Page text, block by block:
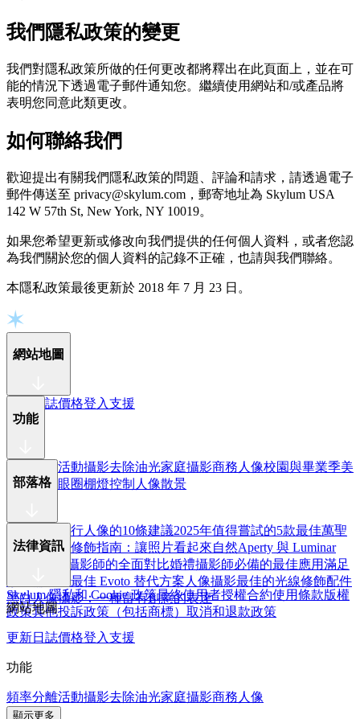
我們隱私政策的變更
我們對隱私政策所做的任何更改都將釋出在此頁面上，並在可
能的情況下透過電子郵件通知您。繼續使用網站和/或產品將
表明您同意此類更改。
如何聯絡我們
歡迎提出有關我們隱私政策的問題、評論和請求，請透過電子
郵件傳送至 privacy@skylum.com，郵寄地址為 Skylum USA
142 W 57th St, New York, NY 10019。
如果您希望更新或修改向我們提供的任何個人資料，或者您認
為我們關於您的個人資料的記錄不正確，也請與我們聯絡。
本隱私政策最後更新於 2018 年 7 月 23 日。
網站地圖
更新日誌價格登入支援
功能
活動攝影去除油光家庭攝影商務人像校園與畢業季美
妝去除黑眼圈棚燈控制 人像散景
部落格
拍出更棒旅行人像的10條建議2025年值得嘗試的5款最佳萬聖
節妝容眼部修飾指南：讓照片看起來自然Aperty 與 Luminar
Neo：面向攝影師的全面對比婚禮攝影師必備的最佳應用滿足
修圖需求的最佳 Evoto 替代方案 人像攝影最佳的光線修飾配件
黑白人像攝影：一種富有創意的表達
法律資訊
Skylum 隱私和 Cookie 政策最終使用者授權合約使用條款版權
政策其他投訴政策（包括商標） 取消和退款政策
網站地圖
更新日誌價格登入支援
功能
頻率分離活動攝影去除油光家庭攝影商務人像
顯示更多